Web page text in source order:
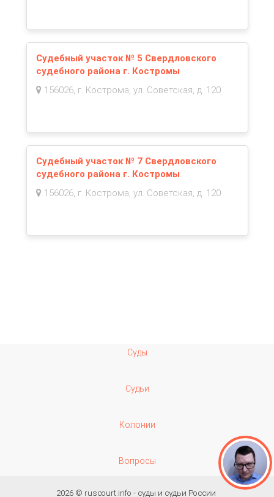
Судебный участок № 5 Свердловского
судебного района г. Костромы
156026, г. Кострома, ул. Советская, д. 120
Судебный участок № 7 Свердловского
судебного района г. Костромы
156026, г. Кострома, ул. Советская, д. 120
Суды
Судьи
Колонии
Вопросы
2026 © ruscourt.info - суды и судьи России